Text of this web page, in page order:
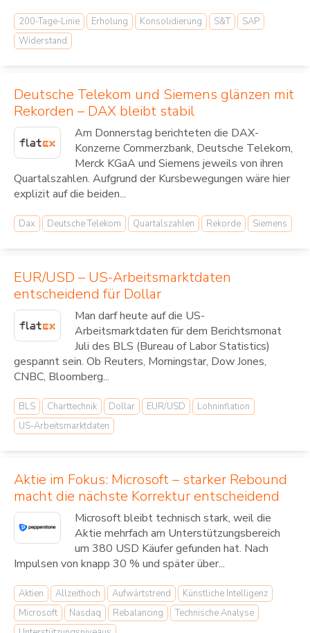
200-Tage-Linie Erholung Konsolidierung S&T
SAP
Widerstand
Deutsche Telekom und Siemens glänzen mit
Rekorden – DAX bleibt stabil
Am Donnerstag berichteten die DAX-
Konzerne Commerzbank, Deutsche Telekom,
Merck KGaA und Siemens jeweils von ihren
Quartalszahlen. Aufgrund der Kursbewegungen wäre hier
explizit auf die beiden...
Dax Deutsche Telekom Quartalszahlen Rekorde Siemens
EUR/USD – US-Arbeitsmarktdaten
entscheidend für Dollar
Man darf heute auf die US-
Arbeitsmarktdaten für dem Berichtsmonat
Juli des BLS (Bureau of Labor Statistics)
gespannt sein. Ob Reuters, Morningstar, Dow Jones,
CNBC, Bloomberg...
BLS Charttechnik Dollar EUR/USD
Lohninflation
US-Arbeitsmarktdaten
Aktie im Fokus: Microsoft – starker Rebound
macht die nächste Korrektur entscheidend
Microsoft bleibt technisch stark, weil die
Aktie mehrfach am Unterstützungsbereich
um 380 USD Käufer gefunden hat. Nach
Impulsen von knapp 30 % und später über...
Aktien Allzeithoch Aufwärtstrend
Künstliche Intelligenz
Microsoft
Nasdaq Rebalancing
Technische Analyse